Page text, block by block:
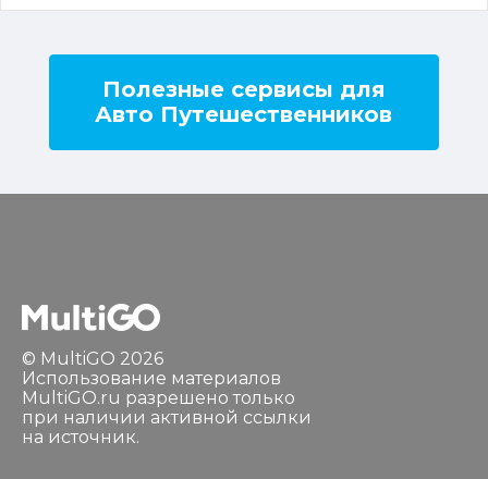
Полезные сервисы для
Авто Путешественников
© MultiGO 2026
Использование материалов
MultiGO.ru разрешено только
при наличии активной ссылки
на источник.